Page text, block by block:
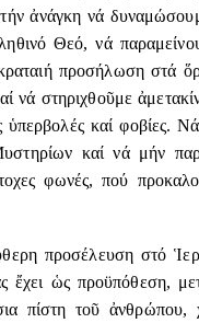
ἀνάγκη νά
Θεό, νά
προσήλωση στά
νά στηριχθοῦμε
καί φοβίες.
καί νά μήν
φωνές, πού
προσέλευση στό
ἔχει ὡς προϋπόθεση,
πίστη τοῦ ἀνθρώπου,